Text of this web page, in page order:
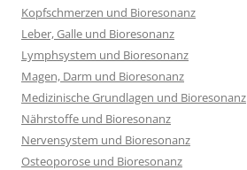
Kopfschmerzen und Bioresonanz
Leber, Galle und Bioresonanz
Lymphsystem und Bioresonanz
Magen, Darm und Bioresonanz
Medizinische Grundlagen und Bioresonanz
Nährstoffe und Bioresonanz
Nervensystem und Bioresonanz
Osteoporose und Bioresonanz